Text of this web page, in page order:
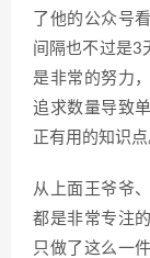
了他的公众号
间隔也不过是3
是非常的努力
追求数量导致
正有用的知识点
从上面王爷爷
都是非常专注
只做了这么一